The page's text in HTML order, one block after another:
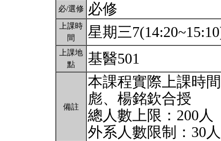
必/選修 必修
上課時
間
星期三
上課地
點
基醫501
備註
本課程實際上課時
彪、楊銘欽合授
總人數上限：200人
外系人數限制：30